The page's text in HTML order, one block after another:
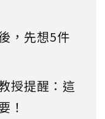
，先想5件
授提醒：這
！